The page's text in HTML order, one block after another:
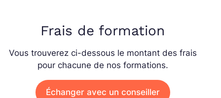
Frais de formation
Vous trouverez ci-dessous le montant des frais
pour chacune de nos formations.
Échanger avec un conseiller